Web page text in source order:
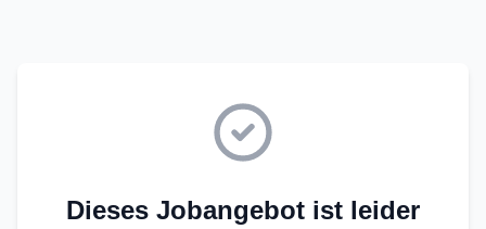
Dieses Jobangebot ist leider